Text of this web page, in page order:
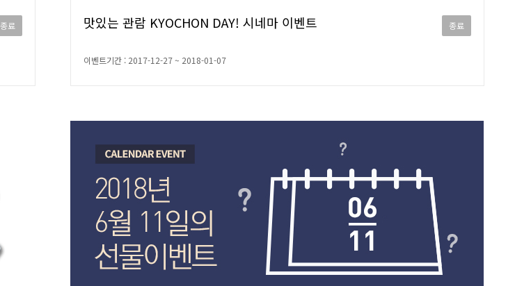
종료 종료
맛있는 관람 KYOCHON DAY! 시네마 이벤트
이벤트기간 : 2017-12-27 ~ 2018-01-07